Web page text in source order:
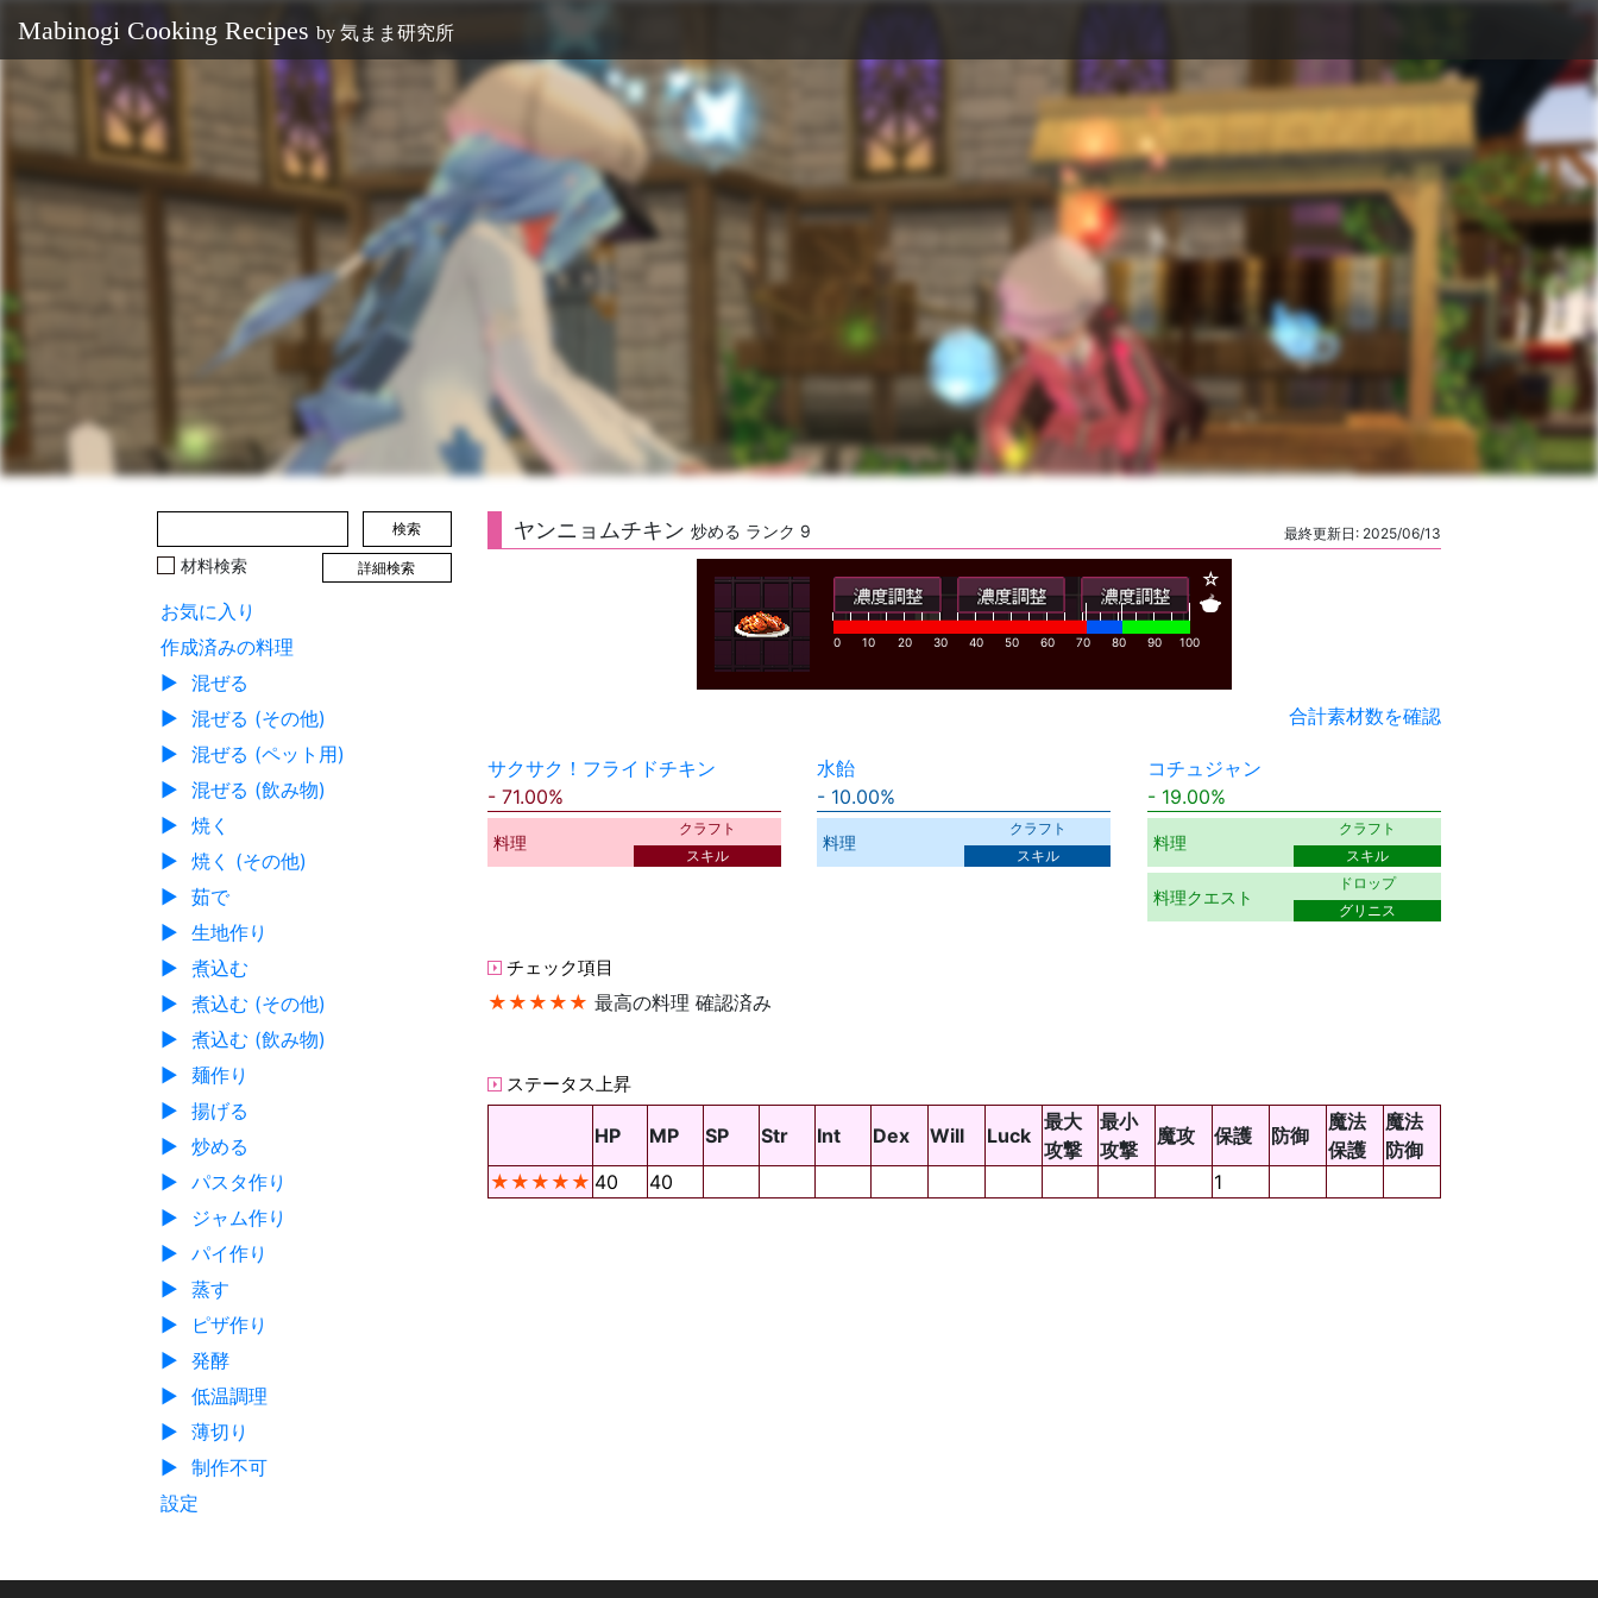
Mabinogi Cooking Recipes by 気まま研究所
検索
材料検索 詳細検索
お気に入り
作成済みの料理
▶ 混ぜる
▶ 混ぜる (その他)
▶ 混ぜる (ペット用)
▶ 混ぜる (飲み物)
▶ 焼く
▶ 焼く (その他)
▶ 茹で
▶ 生地作り
▶ 煮込む
▶ 煮込む (その他)
▶ 煮込む (飲み物)
▶ 麺作り
▶ 揚げる
▶ 炒める
▶ パスタ作り
▶
ジャム作り
▶ パイ作り
▶ 蒸す
▶
ピザ作り
▶ 発酵
▶ 低温調理
▶ 薄切り
▶ 制作不可
設定
ヤンニョムチキン 炒める ランク 9 最終更新日: 2025/06/13
0 10 20 30 40 50 60 70 80 90 100
☆
🍲
合計素材数を確認
サクサク！フライドチキン 水飴
コチュジャン
71.00%
10.00% 19.00%
料理
クラフト
スキル
料理
クラフト
スキル
料理
クラフト
スキル
料理クエスト
ドロップ
グリニス
チェック項目
★★★★★ 最高の料理 確認済み
ステータス上昇
HP MP SP Str Int Dex Will Luck
最大
攻撃
最小
攻撃
魔攻 保護 防御
魔法
保護
魔法
防御
★★★★★ 40 40 1